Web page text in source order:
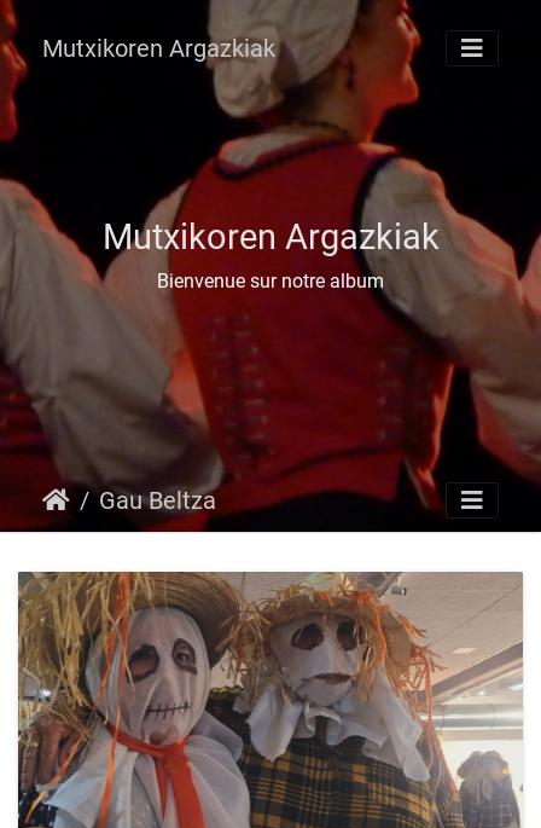
Mutxikoren Argazkiak
Mutxikoren Argazkiak
Bienvenue sur notre album
Gau Beltza